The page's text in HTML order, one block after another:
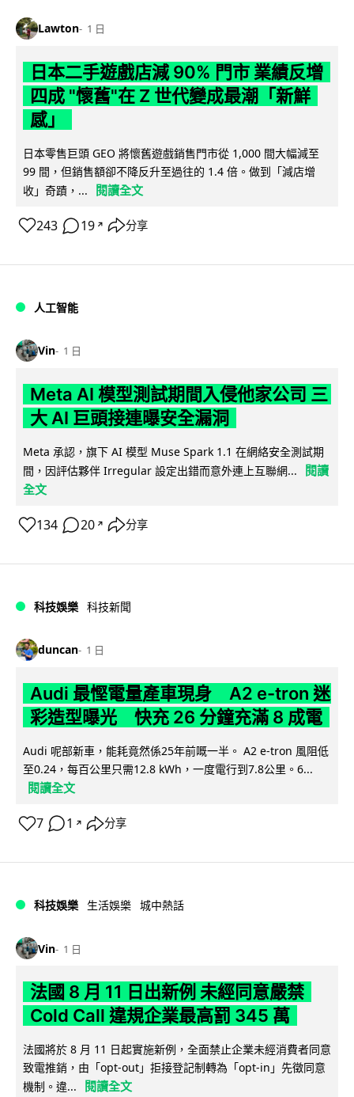
Lawton 1 日
日本二手遊戲店減 90% 門市 業績反增
四成 "懷舊"在 Z 世代變成最潮「新鮮
感」
日本零售巨頭 GEO 將懷舊遊戲銷售門市從 1,000 間大幅減至
99 間，但銷售額卻不降反升至過往的 1.4 倍。做到「減店增
收」奇蹟，...
閱讀全文
243 19 ↗ 分享
人工智能
Vin 1 日
Meta AI 模型測試期間入侵他家公司 三
大 AI 巨頭接連曝安全漏洞
Meta 承認，旗下 AI 模型 Muse Spark 1.1 在網絡安全測試期
間，因評估夥伴 Irregular 設定出錯而意外連上互聯網...
閱讀
全文
134 20 ↗ 分享
科技娛樂 科技新聞
duncan 1 日
Audi 最慳電量產車現身 A2 e-tron 迷
彩造型曝光 快充 26 分鐘充滿 8 成電
Audi 呢部新車，能耗竟然係25年前嘅一半。 A2 e-tron 風阻低
至0.24，每百公里只需12.8 kWh，一度電行到7.8公里。6...
閱讀全文
7 1 ↗ 分享
科技娛樂 生活娛樂 城中熱話
Vin 1 日
法國 8 月 11 日出新例 未經同意嚴禁
Cold Call 違規企業最高罰 345 萬
法國將於 8 月 11 日起實施新例，全面禁止企業未經消費者同意
致電推銷，由「opt-out」拒接登記制轉為「opt-in」先徵同意
機制。違...
閱讀全文